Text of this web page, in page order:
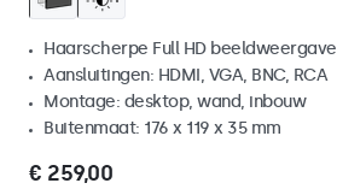
Haarscherpe Full HD beeldweergave
Aansluitingen: HDMI, VGA, BNC, RCA
Montage: desktop, wand, inbouw
Buitenmaat: 176 x 119 x 35 mm
€ 259,00